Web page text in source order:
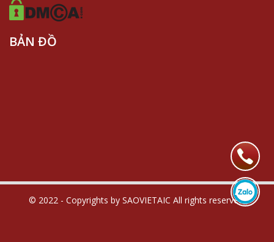
BẢN ĐỒ
© 2022 - Copyrights by SAOVIETAIC All rights reserved.